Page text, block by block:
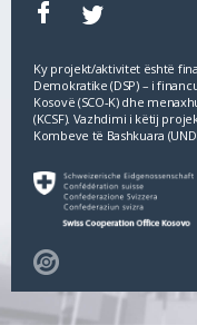
Ky projekt/aktivitet është
Demokratike (DSP) – i
Kosovë (SCO‐K) dhe
(KCSF). Vazhdimi i këtij
Kombeve të Bashkuara